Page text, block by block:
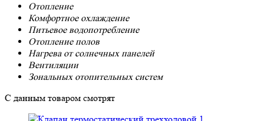
Отопление
Комфортное охлаждение
Питьевое водопотребление
Отопление полов
Нагрева от солнечных панелей
Вентиляции
Зональных отопительных систем
С данным товаром смотрят